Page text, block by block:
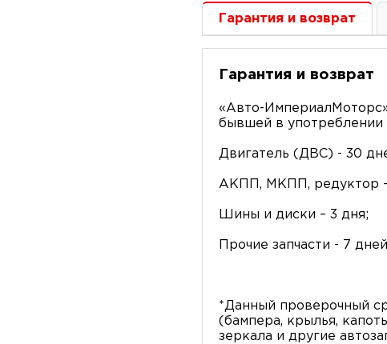
Гарантия и возврат
Гарантия и возврат
«Авто-
бывшей в употреблении
Двигатель (ДВС) - 30
АКПП, МКПП, редуктор -
Шины и диски – 3 дня;
Прочие запчасти - 7
*Данный проверочный
(бампера, крылья,
зеркала и другие